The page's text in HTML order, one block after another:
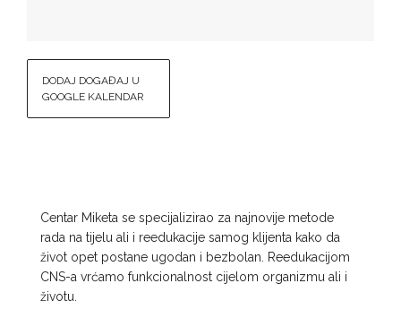
DODAJ DOGAĐAJ U
GOOGLE KALENDAR
Centar Miketa se specijalizirao za najnovije metode
rada na tijelu ali i reedukacije samog klijenta kako da
život opet postane ugodan i bezbolan. Reedukacijom
CNS-a vrćamo funkcionalnost cijelom organizmu ali i
životu.